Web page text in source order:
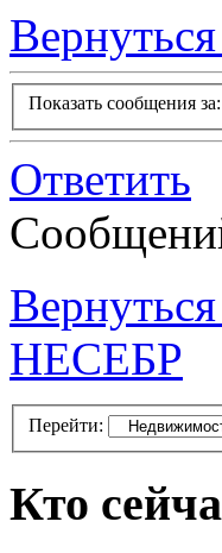
Показать сообщения за:
Ответить
НЕСЕБР
Перейти:
Кто